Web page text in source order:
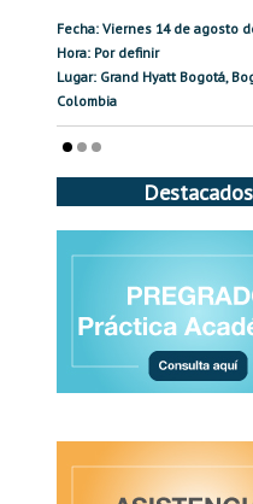
Fecha: Viernes 14 de agosto
Hora: Por definir
Lugar: Grand Hyatt Bogotá,
Colombia
Destacados